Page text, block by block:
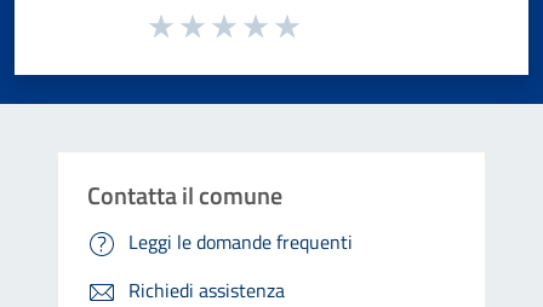
Valuta da 1 a 5 stelle la pagina
Contatta il comune
Leggi le domande frequenti
Richiedi assistenza